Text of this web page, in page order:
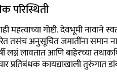
परिस्थिती
महत्वाच्या गोष्टी. देवभूमी नावाने
तसंच अनुसूचित जमातींना समान
लग्नं लावतात आणि बाहेरच्या
प्रतिबंधक कायद्याखाली तुरुंगात